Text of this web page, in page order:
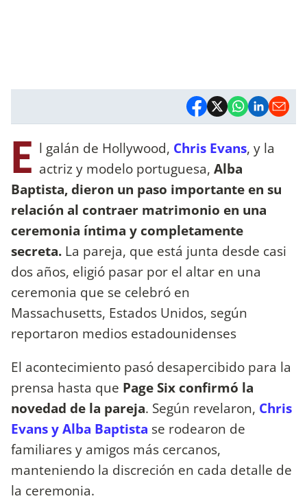
E l galán de Hollywood, Chris Evans, y la
actriz y modelo portuguesa, Alba
Baptista, dieron un paso importante en su
relación al contraer matrimonio en una
ceremonia íntima y completamente
secreta. La pareja, que está junta desde casi
dos años, eligió pasar por el altar en una
ceremonia que se celebró en
Massachusetts, Estados Unidos, según
reportaron medios estadounidenses
El acontecimiento pasó desapercibido para la
prensa hasta que Page Six confirmó la
novedad de la pareja. Según revelaron, Chris
Evans y Alba Baptista se rodearon de
familiares y amigos más cercanos,
manteniendo la discreción en cada detalle de
la ceremonia.